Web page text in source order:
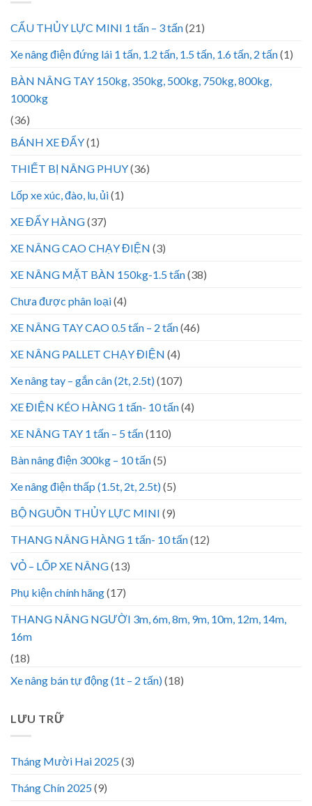
CẨU THỦY LỰC MINI 1 tấn – 3 tấn(21)
Xe nâng điện đứng lái 1 tấn, 1.2 tấn, 1.5 tấn, 1.6 tấn, 2 tấn(1)
BÀN NÂNG TAY 150kg, 350kg, 500kg, 750kg, 800kg,
1000kg
(36)
BÁNH XE ĐẨY(1)
THIẾT BỊ NÂNG PHUY(36)
Lốp xe xúc, đào, lu, ủi(1)
XE ĐẨY HÀNG(37)
XE NÂNG CAO CHẠY ĐIỆN (3)
XE NÂNG MẶT BÀN 150kg-1.5 tấn(38)
Chưa được phân loại(4)
XE NÂNG TAY CAO 0.5 tấn – 2 tấn(46)
XE NÂNG PALLET CHẠY ĐIỆN (4)
Xe nâng tay – gắn cân (2t, 2.5t)(107)
XE ĐIỆN KÉO HÀNG 1 tấn- 10 tấn(4)
XE NÂNG TAY 1 tấn – 5 tấn(110)
Bàn nâng điện 300kg – 10 tấn(5)
Xe nâng điện thấp (1.5t, 2t, 2.5t)(5)
BỘ NGUỒN THỦY LỰC MINI (9)
THANG NÂNG HÀNG 1 tấn- 10 tấn(12)
VỎ – LỐP XE NÂNG(13)
Phụ kiện chính hãng(17)
THANG NÂNG NGƯỜI 3m, 6m, 8m, 9m, 10m, 12m, 14m,
16m
(18)
Xe nâng bán tự động (1t – 2 tấn)(18)
LƯU TRỮ
Tháng Mười Hai 2025(3)
Tháng Chín 2025(9)